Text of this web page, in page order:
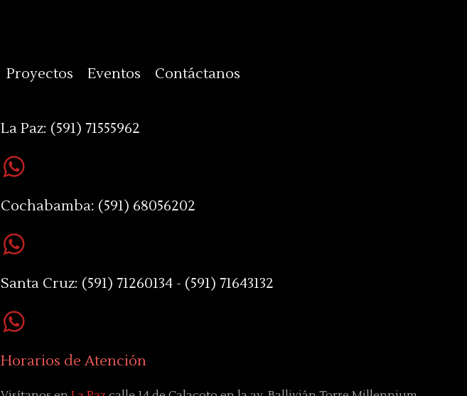
Proyectos Eventos Contáctanos
La Paz: (591) 71555962
Cochabamba: (591) 68056202
Santa Cruz: (591) 71260134 - (591) 71643132
Horarios de Atención